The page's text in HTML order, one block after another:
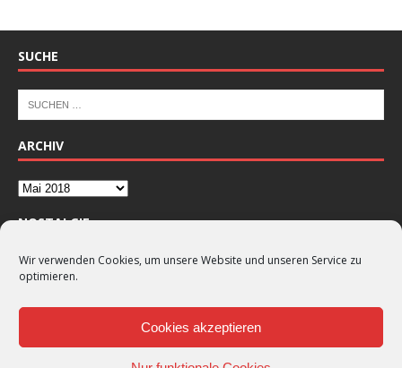
Wir verwenden Cookies, um unsere Website und unseren Service zu
optimieren.
Cookies akzeptieren
SUCHE
ARCHIV
NOSTALGIE